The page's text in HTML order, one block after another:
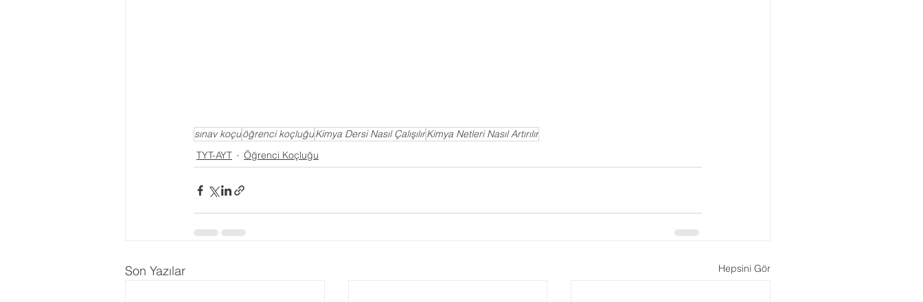
sınav koçuöğrenci koçluğuKimya Dersi Nasıl ÇalışılırKimya Netleri Nasıl Artırılır
TYT-AYT
Öğrenci Koçluğu
Son Yazılar Hepsini Gör